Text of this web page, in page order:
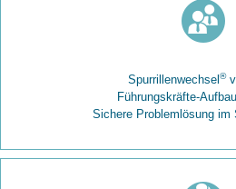
Spurrillenwechsel ®
Führungskräfte-
Sichere Problemlösung im